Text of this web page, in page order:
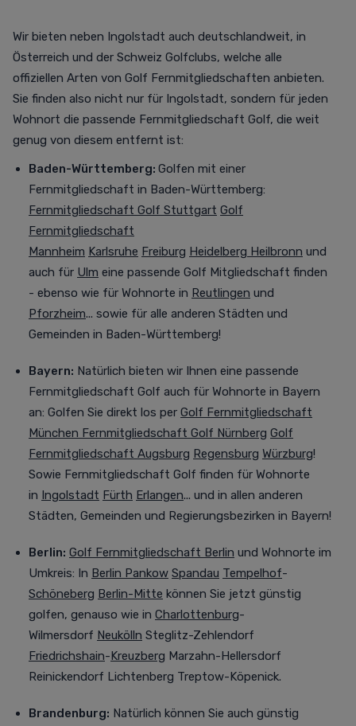
Wir bieten neben Ingolstadt auch deutschlandweit, in
Österreich und der Schweiz Golfclubs, welche alle
offiziellen Arten von Golf Fernmitgliedschaften anbieten.
Sie finden also nicht nur für Ingolstadt, sondern für jeden
Wohnort die passende Fernmitgliedschaft Golf, die weit
genug von diesem entfernt ist:
Baden-Württemberg: Golfen mit einer
Fernmitgliedschaft in Baden-Württemberg:
Fernmitgliedschaft Golf Stuttgart Golf
Fernmitgliedschaft
Mannheim Karlsruhe Freiburg Heidelberg Heilbronn und
auch für Ulm eine passende Golf Mitgliedschaft finden
- ebenso wie für Wohnorte in Reutlingen und
Pforzheim... sowie für alle anderen Städten und
Gemeinden in Baden-Württemberg!
Bayern: Natürlich bieten wir Ihnen eine passende
Fernmitgliedschaft Golf auch für Wohnorte in Bayern
an: Golfen Sie direkt los per Golf Fernmitgliedschaft
München Fernmitgliedschaft Golf Nürnberg Golf
Fernmitgliedschaft Augsburg Regensburg Würzburg!
Sowie Fernmitgliedschaft Golf finden für Wohnorte
in Ingolstadt Fürth Erlangen... und in allen anderen
Städten, Gemeinden und Regierungsbezirken in Bayern!
Berlin: Golf Fernmitgliedschaft Berlin und Wohnorte im
Umkreis: In Berlin Pankow Spandau Tempelhof-
Schöneberg Berlin-Mitte können Sie jetzt günstig
golfen, genauso wie in Charlottenburg-
Wilmersdorf Neukölln Steglitz-Zehlendorf
Friedrichshain-Kreuzberg Marzahn-Hellersdorf
Reinickendorf Lichtenberg Treptow-Köpenick.
Brandenburg: Natürlich können Sie auch günstig